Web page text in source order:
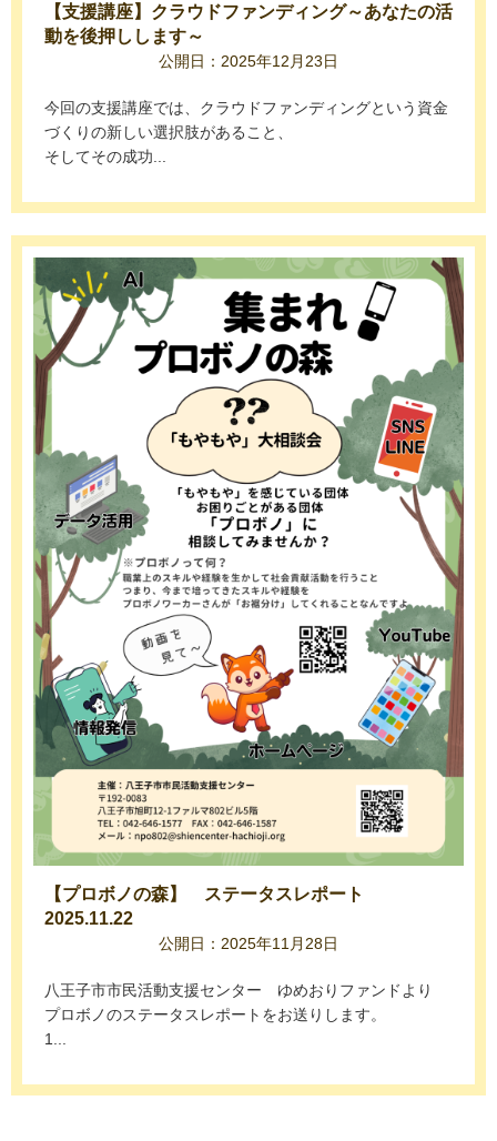
【支援講座】クラウドファンディング～あなたの活
動を後押しします～
公開日：2025年12月23日
今回の支援講座では、クラウドファンディングという資金
づくりの新しい選択肢があること、
そしてその成功...
【プロボノの森】 ステータスレポート
2025.11.22
公開日：2025年11月28日
八王子市市民活動支援センター ゆめおりファンドより
プロボノのステータスレポートをお送りします。
1...